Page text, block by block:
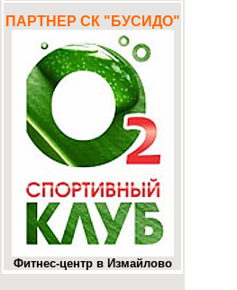
ПАРТНЕР СК "БУСИДО"
Фитнес-центр в Измайлово